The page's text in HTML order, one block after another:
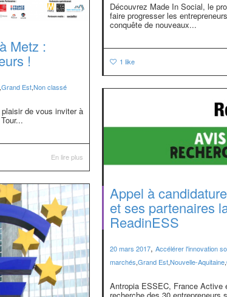
Découvrez Made In Social, le
faire progresser les
conquête de nouveaux...
1 like
Metz :
!
,Grand Est,Non classé
de vous inviter à
En lire plus
Appel à
et ses partenaires
ReadinESS
20 mars 2017, Accélérer l'innovation
marchés,Grand Est,Nouvelle-Aquitaine,
Antropia ESSEC, France Active